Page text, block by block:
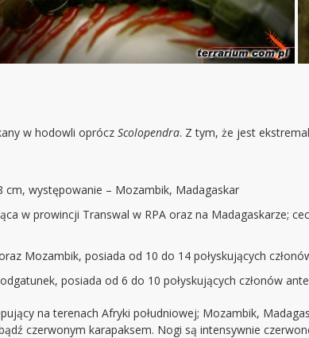
w hodowli oprócz Scolopendra. Z tym, że jest
występowanie – Mozambik, Madagaskar
w prowincji Transwal w RPA oraz na Madagaskarze;
Mozambik, posiada od 10 do 14 połyskujących
posiada od 6 do 10 połyskujących członów
na terenach Afryki południowej; Mozambik,
czerwonym karapaksem. Nogi są intensywnie